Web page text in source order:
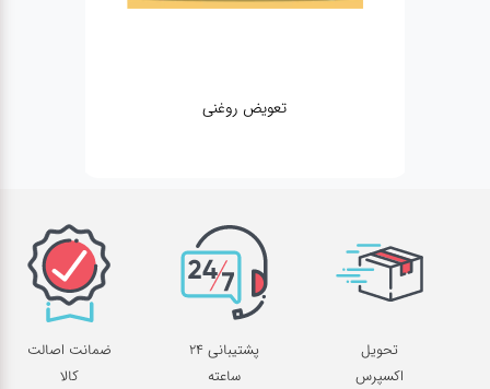
تعویض روغنی
تحویل
اکسپرس
پشتیبانی 24
ساعته
ضمانت اصالت
کالا